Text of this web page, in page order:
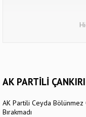
AK PARTİLİ
AK Partili Ceyda Bölünmez
Bırakmadı